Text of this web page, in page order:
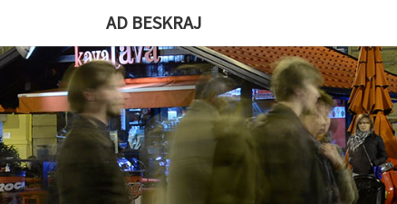
content
AD BESKRAJ